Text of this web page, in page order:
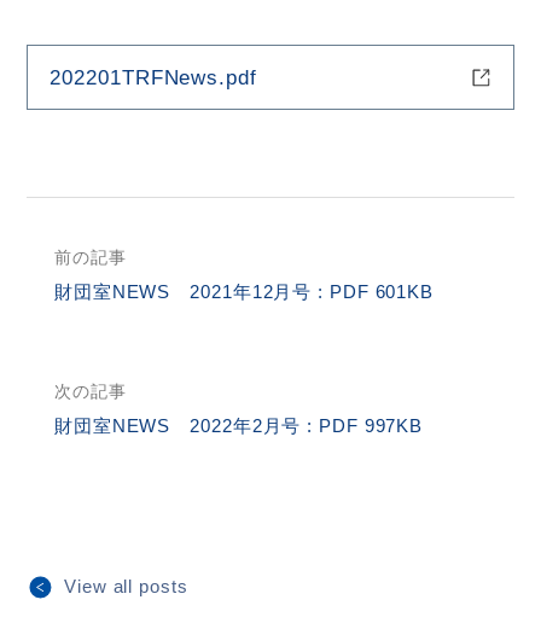
202201TRFNews.pdf
前の記事
財団室NEWS 2021年12月号 : PDF 601KB
次の記事
財団室NEWS 2022年2月号 : PDF 997KB
View all posts
HOME
イ
索